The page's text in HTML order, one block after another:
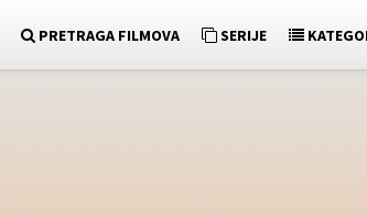
PRETRAGA FILMOVA SERIJE